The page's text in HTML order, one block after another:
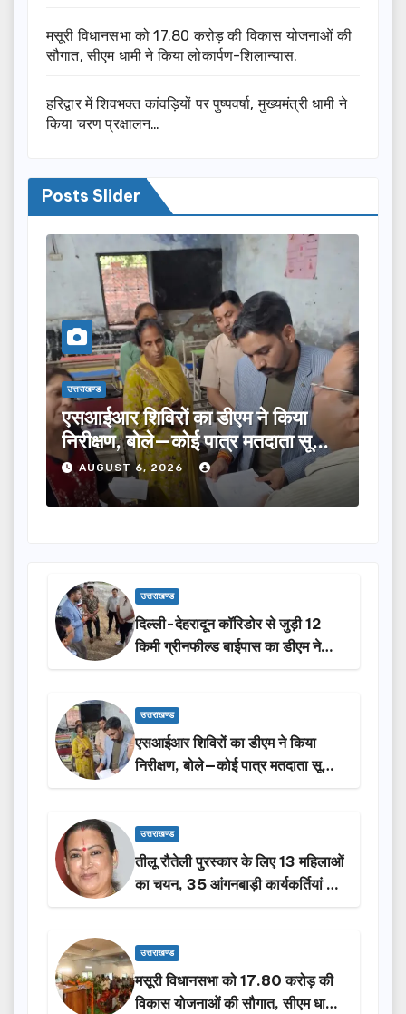
मसूरी विधानसभा को 17.80 करोड़ की विकास योजनाओं की
सौगात, सीएम धामी ने किया लोकार्पण-शिलान्यास.
हरिद्वार में शिवभक्त कांवड़ियों पर पुष्पवर्षा, मुख्यमंत्री धामी ने
किया चरण प्रक्षालन…
Posts Slider
ने किया
सूची
उत्तराखण्ड
तीलू रौतेली पुरस्कार के लिए 13
का चयन, 35 आंगनबाड़ी कार्यकर्तियां
होंगी सम्मानित…
AUGUST 6, 2026
उत्तराखण्ड
दिल्ली-देहरादून कॉरिडोर से जुड़ी 12
किमी ग्रीनफील्ड बाईपास का डीएम ने
किया निरीक्षण…
उत्तराखण्ड
एसआईआर शिविरों का डीएम ने किया
निरीक्षण, बोले—कोई पात्र मतदाता सूची
से न छूटे…
उत्तराखण्ड
तीलू रौतेली पुरस्कार के लिए 13 महिलाओं
का चयन, 35 आंगनबाड़ी कार्यकर्तियां भी
होंगी सम्मानित…
उत्तराखण्ड
मसूरी विधानसभा को 17.80 करोड़ की
विकास योजनाओं की सौगात, सीएम धामी